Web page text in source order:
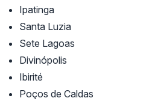
Ipatinga
Santa Luzia
Sete Lagoas
Divinópolis
Ibirité
Poços de Caldas